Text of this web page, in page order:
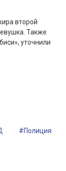
второй
Также
уточнили
#Полиция